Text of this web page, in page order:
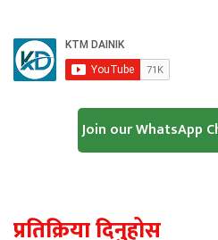
Join our WhatsApp
प्रतिक्रिया दिनुहोस